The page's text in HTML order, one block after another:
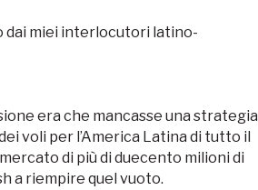
dai miei interlocutori latino-
era che mancasse una strategia
voli per l’America Latina di tutto il
di più di duecento milioni di
a riempire quel vuoto.